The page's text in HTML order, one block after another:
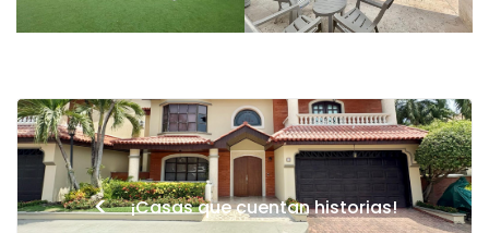
< ¡Casas que cuentan historias!